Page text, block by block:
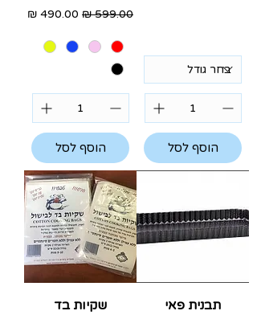
הוסף לסל
מחיר רגיל מחיר מבצע
הוסף לסל
תבנית פאי
שקיות בד